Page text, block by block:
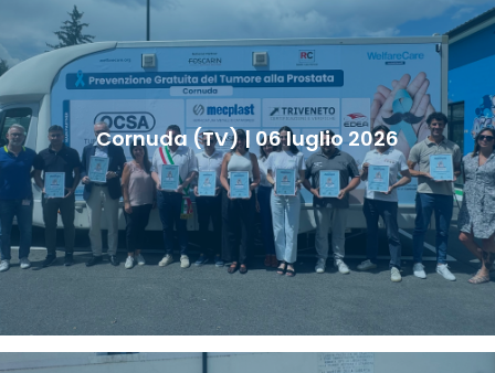
Cornuda (TV) | 06 luglio 2026